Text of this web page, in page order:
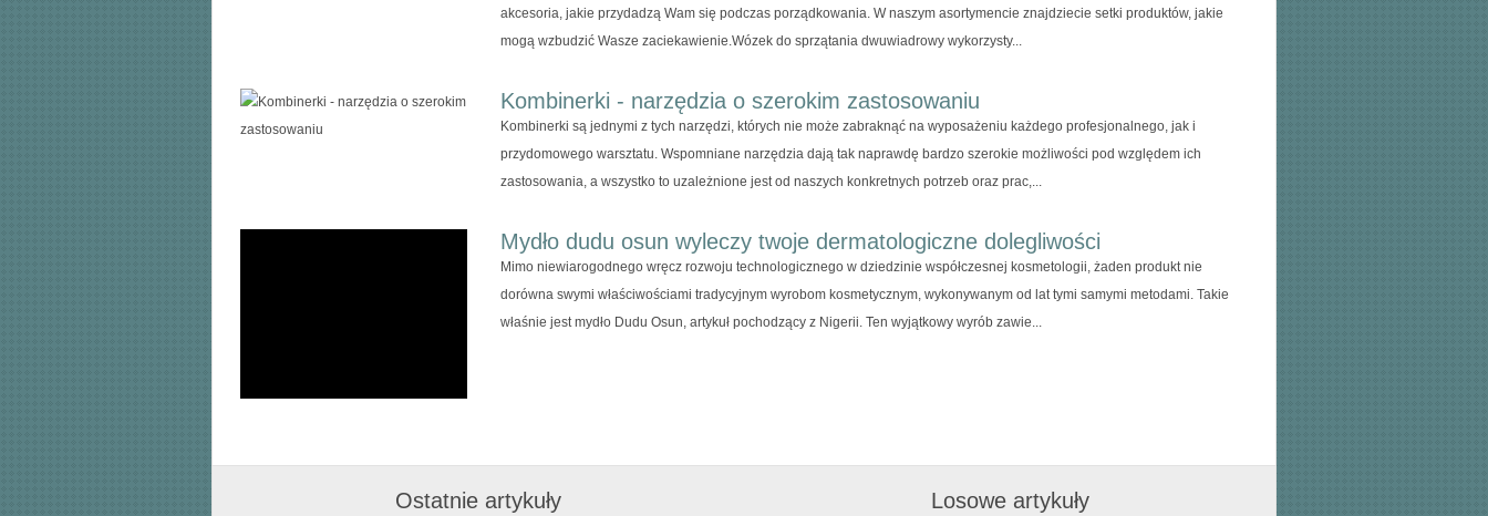
akcesoria, jakie przydadzą Wam się podczas porządkowania. W naszym asortymencie znajdziecie setki produktów, jakie
mogą wzbudzić Wasze zaciekawienie.Wózek do sprzątania dwuwiadrowy wykorzysty...
Kombinerki - narzędzia o szerokim zastosowaniu
Kombinerki są jednymi z tych narzędzi, których nie może zabraknąć na wyposażeniu każdego profesjonalnego, jak i
przydomowego warsztatu. Wspomniane narzędzia dają tak naprawdę bardzo szerokie możliwości pod względem ich
zastosowania, a wszystko to uzależnione jest od naszych konkretnych potrzeb oraz prac,...
Mydło dudu osun wyleczy twoje dermatologiczne dolegliwości
Mimo niewiarogodnego wręcz rozwoju technologicznego w dziedzinie współczesnej kosmetologii, żaden produkt nie
dorówna swymi właściwościami tradycyjnym wyrobom kosmetycznym, wykonywanym od lat tymi samymi metodami. Takie
właśnie jest mydło Dudu Osun, artykuł pochodzący z Nigerii. Ten wyjątkowy wyrób zawie...
Ostatnie artykuły Losowe artykuły